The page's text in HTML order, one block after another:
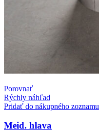
Porovnať
Rýchly náhľad
Pridať do nákupného zoznamu
Meid. hlava